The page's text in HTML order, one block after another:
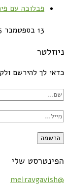
פבלובה עם
13 בספטמבר 2025
ניוזלטר
כדאי לך להירשם
הפינטרסט שלי
@meiravgavish